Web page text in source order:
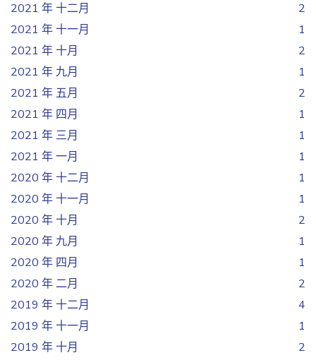
2021 年 十二月
2
2021 年 十一月
1
2021 年 十月
2
2021 年 九月
1
2021 年 五月
2
2021 年 四月
1
2021 年 三月
1
2021 年 一月
1
2020 年 十二月
1
2020 年 十一月
1
2020 年 十月
2
2020 年 九月
1
2020 年 四月
1
2020 年 二月
2
2019 年 十二月
4
2019 年 十一月
1
2019 年 十月
2